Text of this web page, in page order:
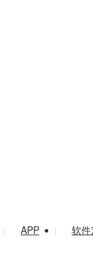
| APP | 软